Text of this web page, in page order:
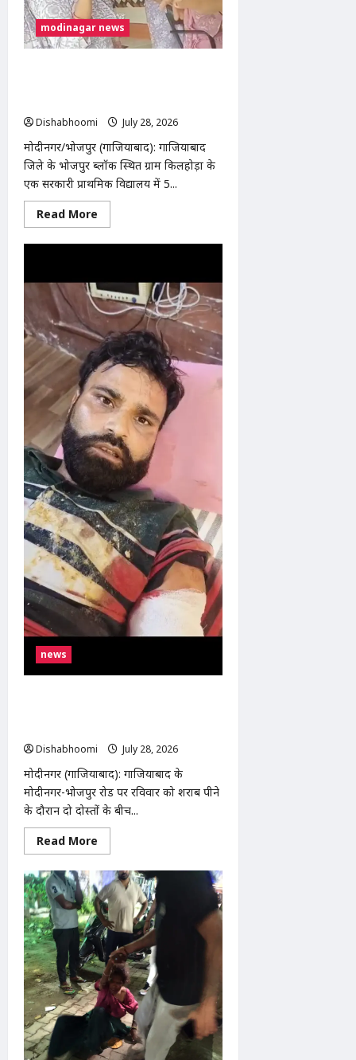
ट्रक
की
टक्कर
में
3
modinagar news
Dishabhoomi
July 28, 2026
मोदीनगर/भोजपुर (गाजियाबाद): गाजियाबाद
जिले के भोजपुर ब्लॉक स्थित ग्राम किलहोड़ा के
एक सरकारी प्राथमिक विद्यालय में 5...
Read More
more
होमवर्क
पर
5
वर्षीय
छात्रा
की
पिटाई
का
आरोप,
शिकायत
के
बाद
भाई
को
भी
पीटने
का
दावा
news
Dishabhoomi
July 28, 2026
मोदीनगर (गाजियाबाद): गाजियाबाद के
मोदीनगर-भोजपुर रोड पर रविवार को शराब पीने
के दौरान दो दोस्तों के बीच...
Read More
more
मोदीनगर-
भोजपुर
रोड
पर
शराब
पीने
के
दौरान
विवाद,
युवक
ने
साथी
को
मारी
गोली,
आरोपी
गिरफ्तार